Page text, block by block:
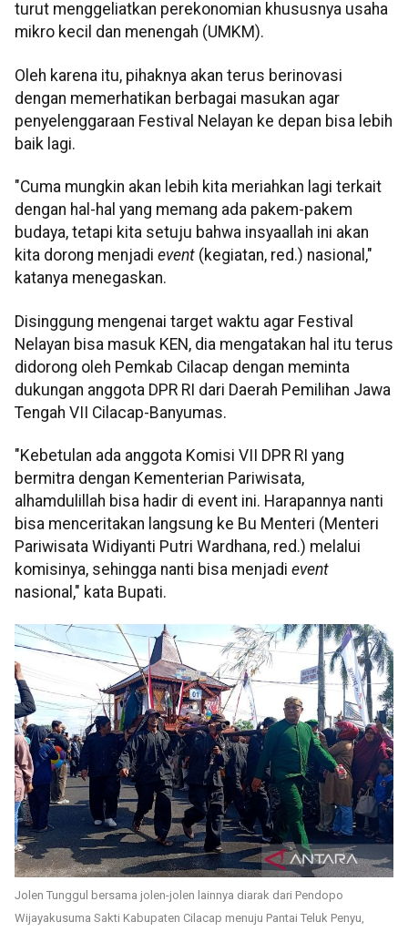
turut menggeliatkan perekonomian khususnya usaha
mikro kecil dan menengah (UMKM).
Oleh karena itu, pihaknya akan terus berinovasi
dengan memerhatikan berbagai masukan agar
penyelenggaraan Festival Nelayan ke depan bisa lebih
baik lagi.
"Cuma mungkin akan lebih kita meriahkan lagi terkait
dengan hal-hal yang memang ada pakem-pakem
budaya, tetapi kita setuju bahwa insyaallah ini akan
kita dorong menjadi event (kegiatan, red.) nasional,"
katanya menegaskan.
Disinggung mengenai target waktu agar Festival
Nelayan bisa masuk KEN, dia mengatakan hal itu terus
didorong oleh Pemkab Cilacap dengan meminta
dukungan anggota DPR RI dari Daerah Pemilihan Jawa
Tengah VII Cilacap-Banyumas.
"Kebetulan ada anggota Komisi VII DPR RI yang
bermitra dengan Kementerian Pariwisata,
alhamdulillah bisa hadir di event ini. Harapannya nanti
bisa menceritakan langsung ke Bu Menteri (Menteri
Pariwisata Widiyanti Putri Wardhana, red.) melalui
komisinya, sehingga nanti bisa menjadi event
nasional," kata Bupati.
Jolen Tunggul bersama jolen-jolen lainnya diarak dari Pendopo
Wijayakusuma Sakti Kabupaten Cilacap menuju Pantai Teluk Penyu,